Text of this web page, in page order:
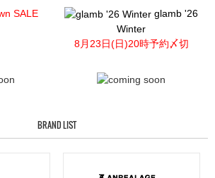
SALE
glamb '26
Winter
8月23日(日)20時予約〆切
BRAND LIST